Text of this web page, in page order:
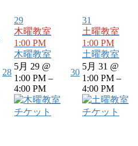
28
29
木曜教室
1:00 PM
木曜教室
5月 29 @
1:00 PM –
4:00 PM
チケット
30
31
土曜教室
1:00 PM
土曜教室
5月 31 @
1:00 PM –
4:00 PM
チケット